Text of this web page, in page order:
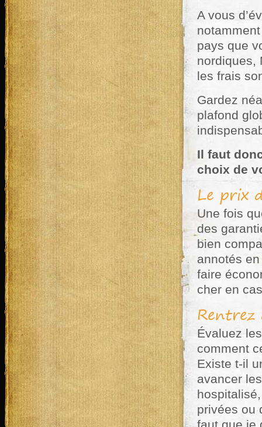
A vous
pays que
nordiques,
les frais
Gardez
plafond
Il faut
choix de
Le prix
Une fois
des
bien
annotés
faire
cher en
Évaluez
comment
Existe t-il
avancer
privées ou